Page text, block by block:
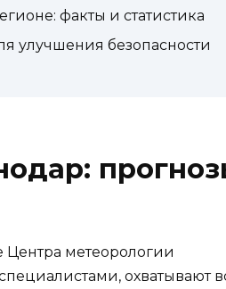
факты и статистика
улучшения безопасности
Центра метеорологии
охватывают